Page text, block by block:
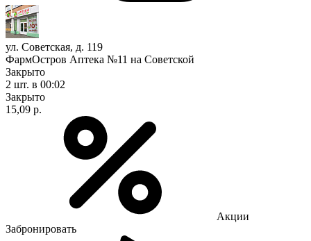
ул. Советская, д. 119
ФармОстров Аптека №11 на Советской
Закрыто
2 шт. в 00:02
Закрыто
15,09 р.
Акции
Забронировать